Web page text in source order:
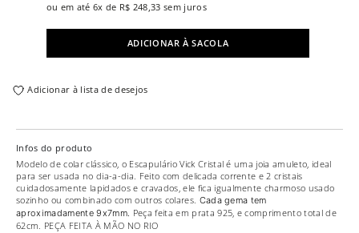
ou em até 6x de R$ 248,33 sem juros
ADICIONAR À SACOLA
Adicionar à lista de desejos
Infos do produto
Modelo de colar clássico, o Escapulário Vick Cristal é uma joia amuleto, ideal
para ser usada no dia-a-dia. Feito com delicada corrente e 2 cristais
cuidadosamente lapidados e cravados, ele fica igualmente charmoso usado
sozinho ou combinado com outros colares. Cada gema tem
aproximadamente 9x7mm.
62cm. PEÇA FEITA À MÃO NO RIO